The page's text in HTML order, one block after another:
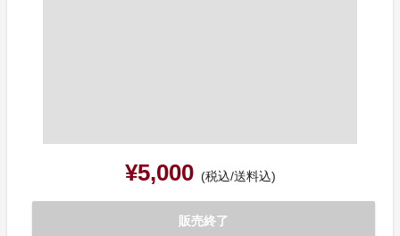
¥5,000 (税込/送料込)
販売終了